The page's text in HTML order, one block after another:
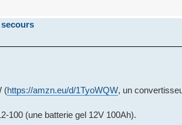
(https://amzn.eu/d/1TyoWQW, un
100 (une batterie gel 12V 100Ah).